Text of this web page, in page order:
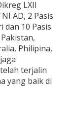
LXII
AD, 2 Pasis
dan 10 Pasis
Philipina,
terjalin
yang baik di